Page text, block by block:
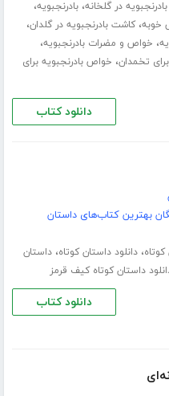
در گلخانه،بادرنجبویه،
خوبه،کاشت بادرنجبویه در گلدان،
، خواص و مضرات بادرنجبویه،
تخمدان، خواص بادرنجبویه برای
دانلود کتاب
بهترین کتاب‌های داستان
،دانلود داستان کوتاه،داستان
داستان کوتاه کیف قرمز
دانلود کتاب